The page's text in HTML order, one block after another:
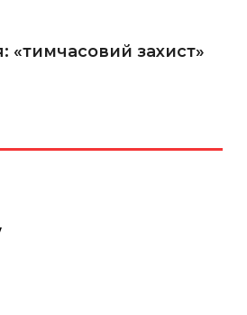
«тимчасовий захист»